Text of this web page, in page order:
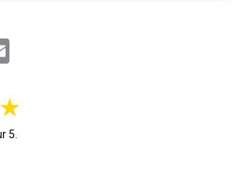
★
5.